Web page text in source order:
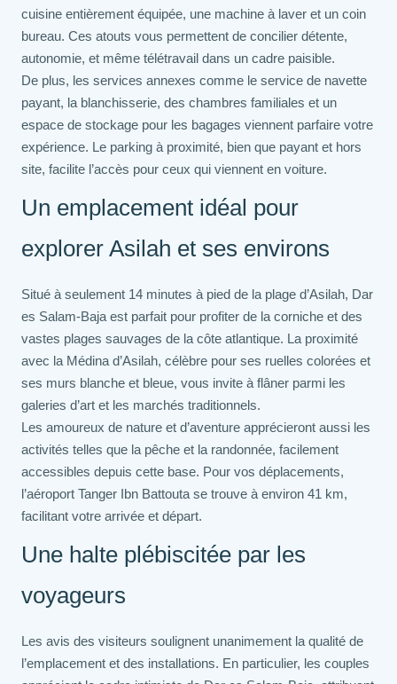
cuisine entièrement équipée, une machine à laver et un coin
bureau. Ces atouts vous permettent de concilier détente,
autonomie, et même télétravail dans un cadre paisible.
De plus, les services annexes comme le service de navette
payant, la blanchisserie, des chambres familiales et un
espace de stockage pour les bagages viennent parfaire votre
expérience. Le parking à proximité, bien que payant et hors
site, facilite l’accès pour ceux qui viennent en voiture.
Un emplacement idéal pour
explorer Asilah et ses environs
Situé à seulement 14 minutes à pied de la plage d’Asilah, Dar
es Salam-Baja est parfait pour profiter de la corniche et des
vastes plages sauvages de la côte atlantique. La proximité
avec la Médina d’Asilah, célèbre pour ses ruelles colorées et
ses murs blanche et bleue, vous invite à flâner parmi les
galeries d’art et les marchés traditionnels.
Les amoureux de nature et d’aventure apprécieront aussi les
activités telles que la pêche et la randonnée, facilement
accessibles depuis cette base. Pour vos déplacements,
l’aéroport Tanger Ibn Battouta se trouve à environ 41 km,
facilitant votre arrivée et départ.
Une halte plébiscitée par les
voyageurs
Les avis des visiteurs soulignent unanimement la qualité de
l’emplacement et des installations. En particulier, les couples